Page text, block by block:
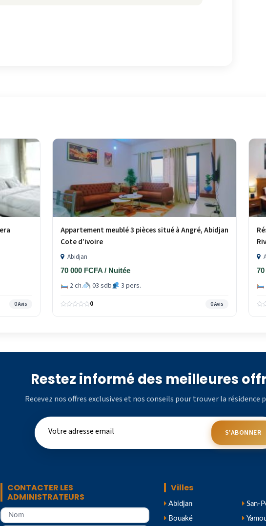
0 Avis
Appartement meublé 3 pièces situé à Angré, Abidjan
Cote d’ivoire
Abidjan
70 000 FCFA / Nuitée
2 ch. 03 sdb 3 pers.
0 0 Avis
Restez informé des meilleures
Recevez nos offres exclusives et nos conseils pour trouver la résidence
S'ABONNER
CONTACTER LES
ADMINISTRATEURS
Villes
Abidjan
Bouaké
San-